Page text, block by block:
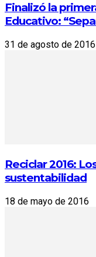
Finalizó la
Educativo:
31 de agosto de 2016
Reciclar 2016:
sustentabilidad
18 de mayo de 2016